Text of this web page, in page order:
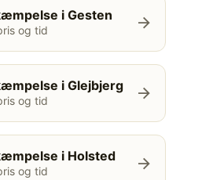
i Gesten
og tid arrow_forward
i Glejbjerg
og tid arrow_forward
i Holsted
og tid arrow_forward